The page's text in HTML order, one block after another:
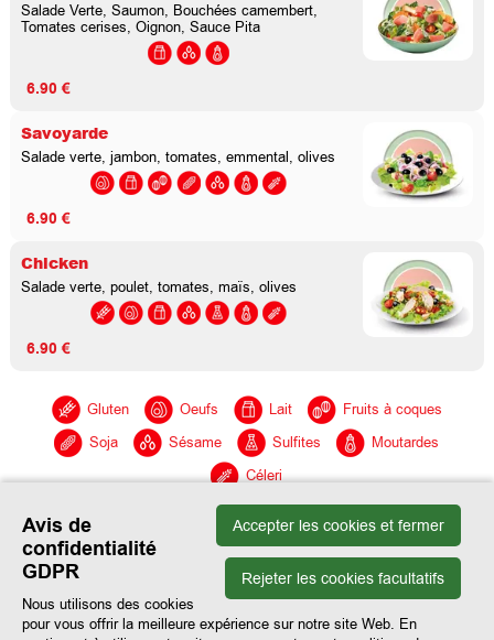
Salade Verte, Saumon, Bouchées camembert,
Tomates cerises, Oignon, Sauce Pita
6.90 €
Savoyarde
Salade verte, jambon, tomates, emmental, olives
6.90 €
Chicken
Salade verte, poulet, tomates, maïs, olives
6.90 €
Gluten Oeufs Lait
Fruits à coques
Soja
Sésame Sulfites
Moutardes
Céleri
Accepter les cookies et fermer
Rejeter les cookies facultatifs
Avis de
confidentialité
GDPR
Nous utilisons des cookies
pour vous offrir la meilleure expérience sur notre site Web. En